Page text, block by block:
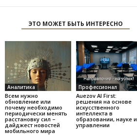
ЭТО МОЖЕТ БЫТЬ ИНТЕРЕСНО
Аналитика
Всем нужно
обновление или
почему необходимо
периодически менять
расстановку сил –
дайджест новостей
мобильного мира
Профессионал
Auezov AI First:
решения на основе
искусственного
интеллекта в
образовании, науке и
управлении